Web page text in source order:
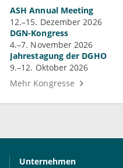
ASH Annual Meeting
12.–15. Dezember 2026
DGN-Kongress
4.–7. November 2026
Jahrestagung der DGHO
9.–12. Oktober 2026
Mehr Kongresse
Unternehmen